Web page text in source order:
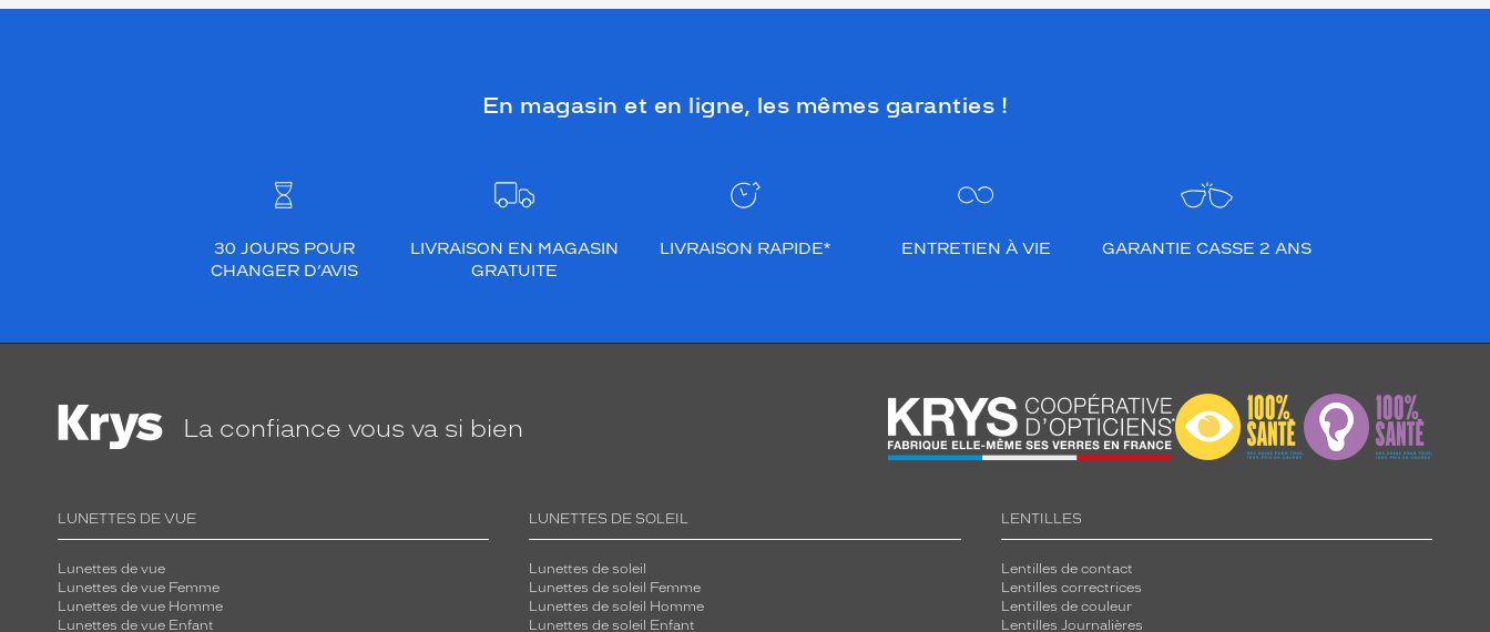
En magasin et en ligne, les mêmes garanties !
30 JOURS POUR
CHANGER D’AVIS
LIVRAISON EN MAGASIN
GRATUITE
LIVRAISON RAPIDE* ENTRETIEN À VIE GARANTIE CASSE 2 ANS
La confiance vous va si bien
LUNETTES DE VUE
Lunettes de vue
Lunettes de vue Femme
Lunettes de vue Homme
Lunettes de vue Enfant
LUNETTES DE SOLEIL
Lunettes de soleil
Lunettes de soleil Femme
Lunettes de soleil Homme
Lunettes de soleil Enfant
LENTILLES
Lentilles de contact
Lentilles correctrices
Lentilles de couleur
Lentilles Journalières